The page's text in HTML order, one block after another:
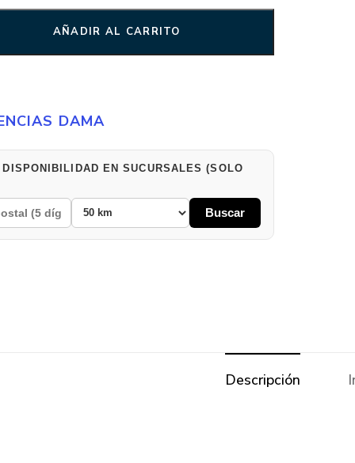
AÑADIR AL CARRITO
DAMA
EN SUCURSALES (SOLO
Buscar
Descripción